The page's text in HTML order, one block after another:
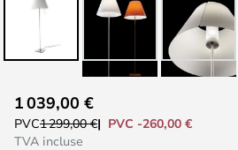
to
the
1 039,00 €
PVC1 299,00 €
PVC -260,00 €
TVA incluse